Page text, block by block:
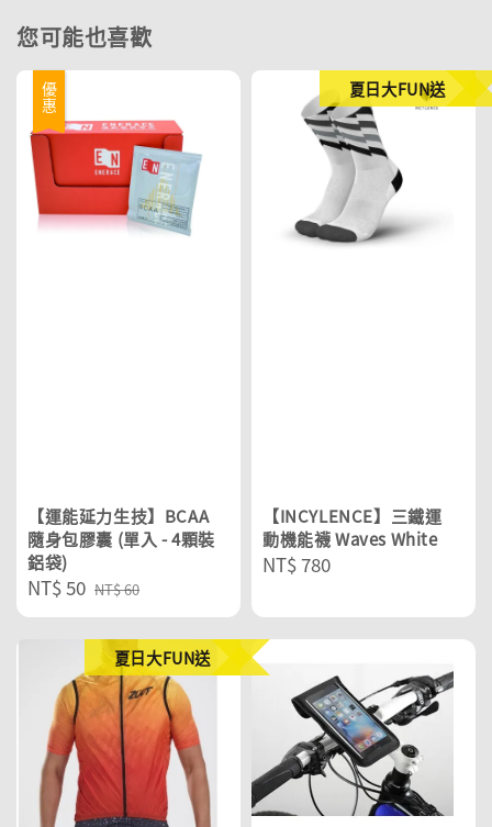
您可能也喜歡
優惠
【運能延力生技】BCAA
隨身包膠囊 (單入 - 4顆裝
鋁袋)
Sale
price
NT$ 50 Regular
price
NT$ 60
夏日大FUN送
【INCYLENCE】三鐵運
動機能襪 Waves White
Regular
NT$ 780
夏日大FUN送